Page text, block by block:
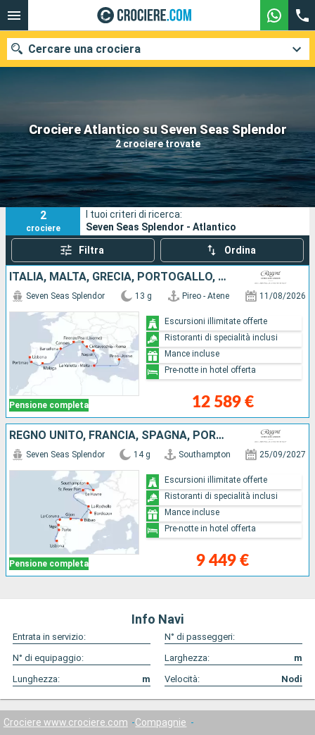
Crociere Atlantico su Seven Seas Splendor
2 crociere trovate
Cercare una crociera
Le nostre destinazioni
Mesi di partenza
Porti Compagnie
Ricerca
2
crociere
I tuoi criteri di ricerca:
Seven Seas Splendor - Atlantico
Filtra Ordina
ITALIA, MALTA, GRECIA, PORTOGALLO, SPAGNA, FRANCIA
Pensione completa
Seven Seas Splendor 13 g Pireo - Atene 11/08/2026
12 589 €
Escursioni illimitate offerte
Ristoranti di specialità inclusi
Mance incluse
Pre-notte in hotel offerta
REGNO UNITO, FRANCIA, SPAGNA, PORTOGALLO
Pensione completa
Seven Seas Splendor 14 g Southampton 25/09/2027
9 449 €
Escursioni illimitate offerte
Ristoranti di specialità inclusi
Mance incluse
Pre-notte in hotel offerta
Info Navi
Entrata in servizio:
N° di passeggeri:
N° di equipaggio:
Larghezza:
m
Lunghezza:
m Velocità: Nodi
Crociere www.crociere.com
Compagnie